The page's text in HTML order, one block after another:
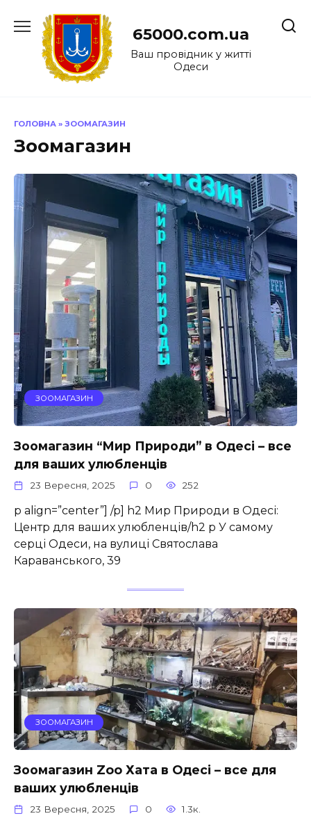
до
65000.com.ua
Ваш провідник у житті
Одеси
ГОЛОВНА » ЗООМАГАЗИН
Зоомагазин
ЗООМАГАЗИН
Зоомагазин “Мир Природи” в Одесі – все
для ваших улюбленців
23 Вересня, 2025 0 252
p align=”center”] /p] h2 Мир Природи в Одесі:
Центр для ваших улюбленців/h2 p У самому
серці Одеси, на вулиці Святослава
Караванського, 39
ЗООМАГАЗИН
Зоомагазин Zoo Хата в Одесі – все для
ваших улюбленців
23 Вересня, 2025 0 1.3к.